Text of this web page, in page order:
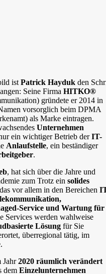
ist Patrick Hayduk den
Seine Firma HITKO®
gründete er 2014 in
vorsorglich beim DPMA
als Marke eintragen.
Unternehmen
ein wichtiger Betrieb derIT-
Anlaufstelle, ein beständiger
.
, hat sich über die Jahre und
zum Trotz ein solides
vor allem in den Bereichen
Service und Wartung für
Services werden wahlweise
Lösung für Sie
überregional tätig, im
Jahr2020 räumlich verändert
dem Einzelunternehmen